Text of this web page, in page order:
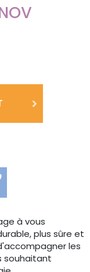
à vous
plus sûre et
les
souhaitant